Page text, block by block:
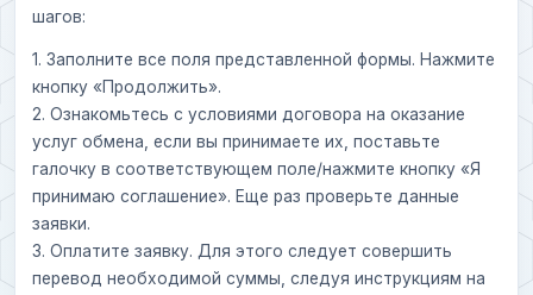
шагов:
1. Заполните все поля представленной формы. Нажмите
кнопку «Продолжить».
2. Ознакомьтесь с условиями договора на оказание
услуг обмена, если вы принимаете их, поставьте
галочку в соответствующем поле/нажмите кнопку «Я
принимаю соглашение». Еще раз проверьте данные
заявки.
3. Оплатите заявку. Для этого следует совершить
перевод необходимой суммы, следуя инструкциям на